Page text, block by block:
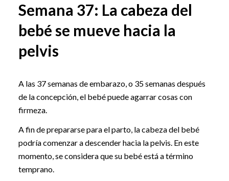
Semana 37: La cabeza del
bebé se mueve hacia la
pelvis
A las 37 semanas de embarazo, o 35 semanas después
de la concepción, el bebé puede agarrar cosas con
firmeza.
A fin de prepararse para el parto, la cabeza del bebé
podría comenzar a descender hacia la pelvis. En este
momento, se considera que su bebé está a término
temprano.